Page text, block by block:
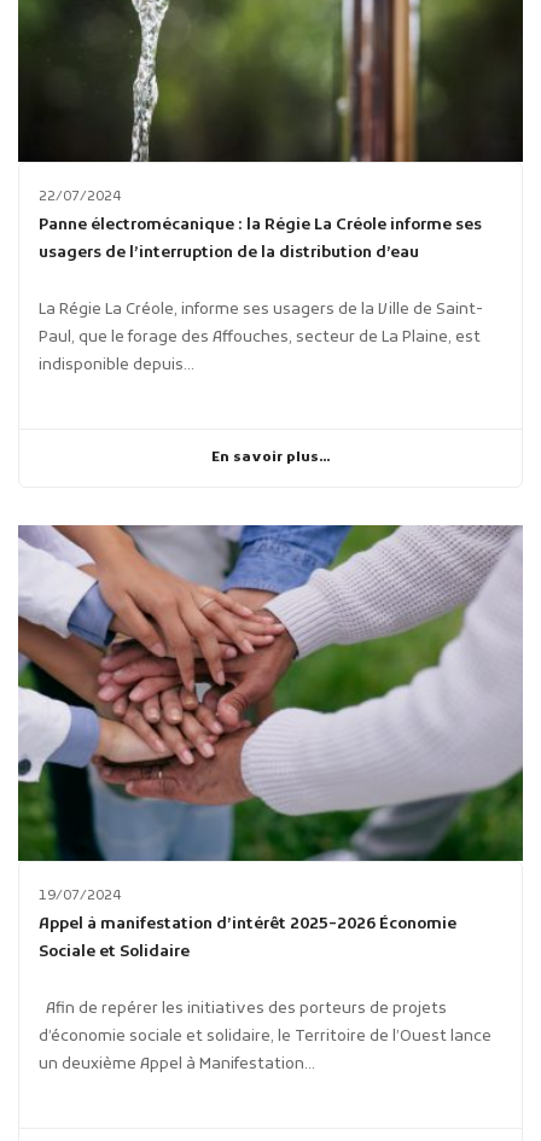
22/07/2024
Panne électromécanique : la Régie La Créole informe ses
usagers de l’interruption de la distribution d’eau
La Régie La Créole, informe ses usagers de la Ville de Saint-
Paul, que le forage des Affouches, secteur de La Plaine, est
indisponible depuis...
En savoir plus...
19/07/2024
Appel à manifestation d’intérêt 2025-2026 Économie
Sociale et Solidaire
Afin de repérer les initiatives des porteurs de projets
d’économie sociale et solidaire, le Territoire de l’Ouest lance
un deuxième Appel à Manifestation...